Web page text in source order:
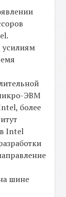
усилиям
ЭВМ
более
Intel
шине